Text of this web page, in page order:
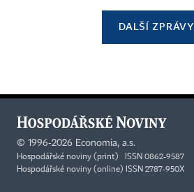
DALŠÍ ZPRÁVY
© 1996-2026 Economia, a.s.
Hospodářské noviny (print) ISSN 0862-9587
Hospodářské noviny (online) ISSN 2787-950X